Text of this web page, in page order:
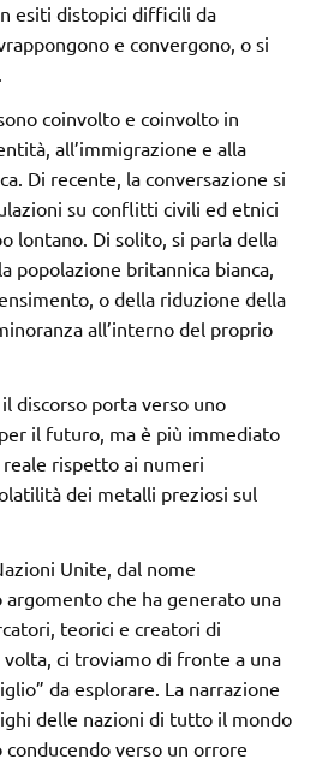
esiti distopici difficili da
e convergono, o si
coinvolto e coinvolto in
all’immigrazione e alla
Di recente, la conversazione si
su conflitti civili ed etnici
lontano. Di solito, si parla della
popolazione britannica bianca,
o della riduzione della
all’interno del proprio
discorso porta verso uno
il futuro, ma è più immediato
rispetto ai numeri
dei metalli preziosi sul
Unite, dal nome
che ha generato una
teorici e creatori di
ci troviamo di fronte a una
da esplorare. La narrazione
delle nazioni di tutto il mondo
verso un orrore